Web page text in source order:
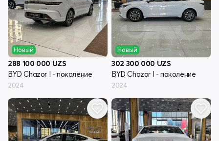
Новый
288 100 000 UZS
BYD Chazor I - поколение
2024
Новый
302 300 000 UZS
BYD Chazor I - поколение
2024